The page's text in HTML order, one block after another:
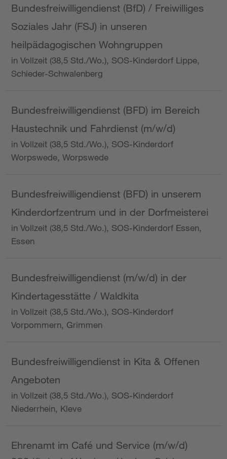
Bundesfreiwilligendienst (BfD) / Freiwilliges
Soziales Jahr (FSJ) in unseren
heilpädagogischen Wohngruppen
in Vollzeit (38,5 Std./Wo.), SOS-Kinderdorf Lippe,
Schieder-Schwalenberg
Bundesfreiwilligendienst (BFD) im Bereich
Haustechnik und Fahrdienst (m/w/d)
in Vollzeit (38,5 Std./Wo.), SOS-Kinderdorf
Worpswede, Worpswede
Bundesfreiwilligendienst (BFD) in unserem
Kinderdorfzentrum und in der Dorfmeisterei
in Vollzeit (38,5 Std./Wo.), SOS-Kinderdorf Essen,
Essen
Bundesfreiwilligendienst (m/w/d) in der
Kindertagesstätte / Waldkita
in Vollzeit (38,5 Std./Wo.), SOS-Kinderdorf
Vorpommern, Grimmen
Bundesfreiwilligendienst in Kita & Offenen
Angeboten
in Vollzeit (38,5 Std./Wo.), SOS-Kinderdorf
Niederrhein, Kleve
Ehrenamt im Café und Service (m/w/d)